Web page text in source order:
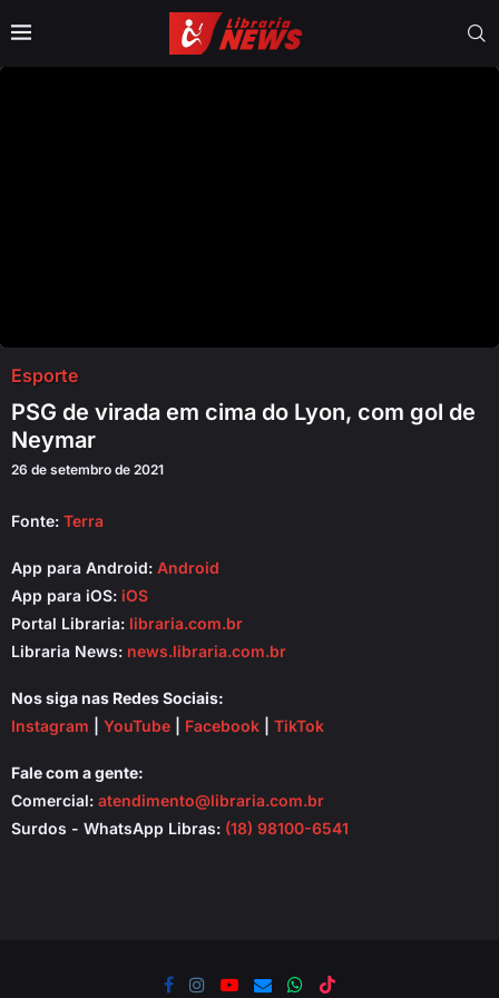
Esporte
PSG de virada em cima do Lyon, com gol de
Neymar
26 de setembro de 2021
Fonte: Terra
App para Android: Android
App para iOS: iOS
Portal Libraria: libraria.com.br
Libraria News: news.libraria.com.br
Nos siga nas Redes Sociais:
Instagram
YouTube Facebook TikTok
Fale com a gente:
Comercial: atendimento@libraria.com.br
Surdos - WhatsApp Libras: (18) 98100-6541